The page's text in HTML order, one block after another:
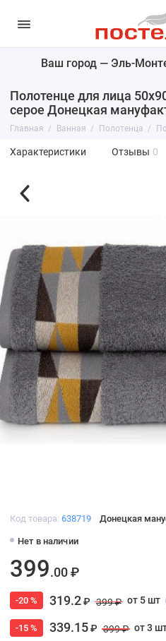
Ваш город — Эль-
Полотенце для лица
серое Донецкая
Главная Ванная Полотенца
Характеристики Отзывы 0
Код товара: 638719 Донецкая
Нет в наличии
399.00 ₽
-20 % 319.2₽ 399 ₽ от 5 шт
-15 % 339.15₽ 399 ₽ от 3